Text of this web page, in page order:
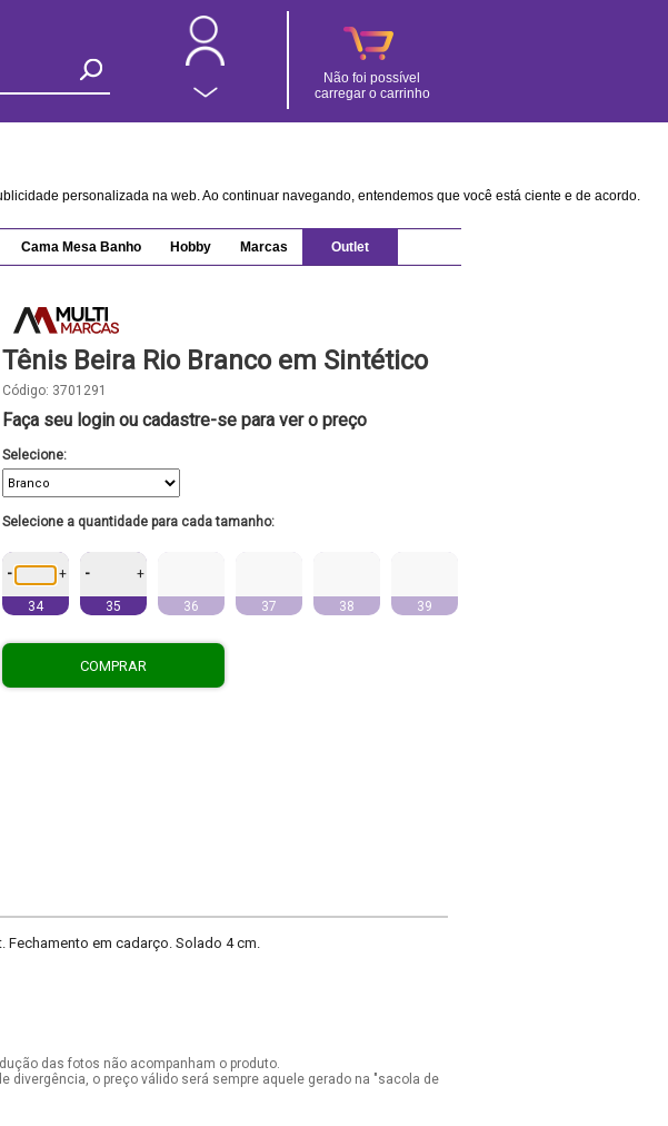
Não foi possível
carregar o carrinho
personalizada na web. Ao continuar navegando, entendemos que você está ciente e de acordo.
Cama Mesa Banho Hobby Marcas Outlet
Tênis Beira Rio Branco em Sintético
Código: 3701291
Faça seu login ou cadastre-se para ver o preço
Selecione:
Selecione a quantidade para cada tamanho:
- +
34
- +
35 36 37 38 39
COMPRAR
Fechamento em cadarço. Solado 4 cm.
das fotos não acompanham o produto.
divergência, o preço válido será sempre aquele gerado na "sacola de